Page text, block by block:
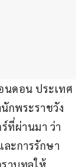
นดอน ประเทศ
กพระราชวัง
ที่ผ่านมา ว่า
ะการรักษา